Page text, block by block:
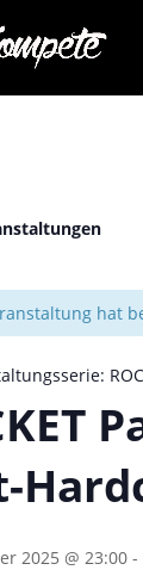
hat
2025 @ 23:00 -